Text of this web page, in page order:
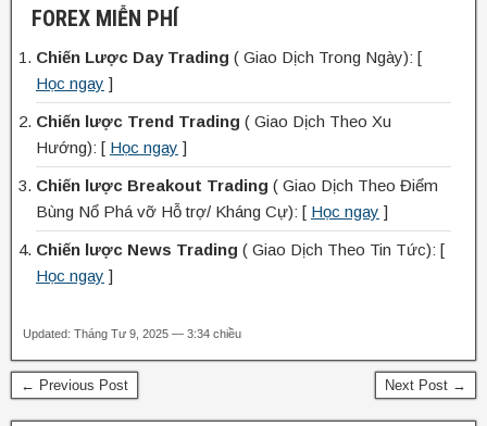
FOREX MIỄN PHÍ
Chiến Lược Day Trading ( Giao Dịch Trong Ngày): [
Học ngay ]
Chiến lược Trend Trading ( Giao Dịch Theo Xu
Hướng): [ Học ngay ]
Chiến lược Breakout Trading ( Giao Dịch Theo Điểm
Bùng Nổ Phá vỡ Hỗ trợ/ Kháng Cự): [ Học ngay ]
Chiến lược News Trading ( Giao Dịch Theo Tin Tức): [
Học ngay ]
Updated: Tháng Tư 9, 2025 — 3:34 chiều
← Previous Post Next Post →